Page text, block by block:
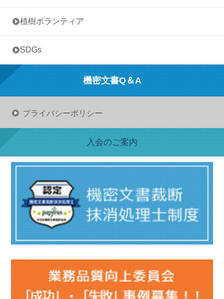
• 植樹ボランティア
• SDGs
機密文書Q＆A
プライバシーポリシー
入会のご案内